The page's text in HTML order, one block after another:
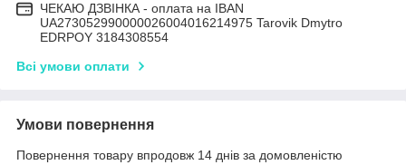
ЧЕКАЮ ДЗВІНКА - оплата на IBAN
UA273052990000026004016214975 Tarovik Dmytro
EDRPOY 3184308554
Всі умови оплати
Умови повернення
Повернення товару впродовж 14 днів за домовленістю